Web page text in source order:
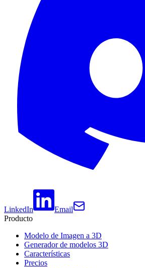
LinkedIn
Email
Producto
Modelo de Imagen a 3D
Generador de modelos 3D
Características
Precios